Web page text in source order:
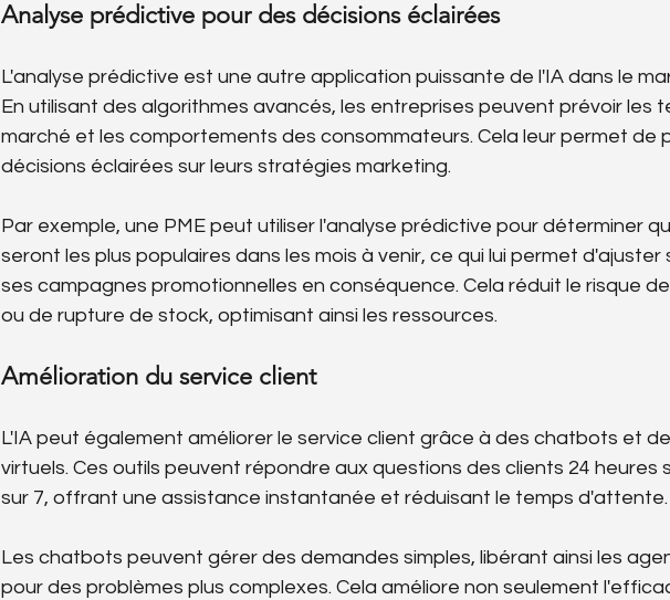
Analyse prédictive pour des décisions éclairées
L'analyse prédictive est une autre application puissante de l'IA dans le
En utilisant des algorithmes avancés, les entreprises peuvent prévoir les
marché et les comportements des consommateurs. Cela leur permet de
décisions éclairées sur leurs stratégies marketing.
Par exemple, une PME peut utiliser l'analyse prédictive pour déterminer
seront les plus populaires dans les mois à venir, ce qui lui permet
ses campagnes promotionnelles en conséquence. Cela réduit le risque
ou de rupture de stock, optimisant ainsi les ressources.
Amélioration du service client
L'IA peut également améliorer le service client grâce à des chatbots et
virtuels. Ces outils peuvent répondre aux questions des clients 24 heures
sur 7, offrant une assistance instantanée et réduisant le temps d'attente.
Les chatbots peuvent gérer des demandes simples, libérant ainsi les
pour des problèmes plus complexes. Cela améliore non seulement